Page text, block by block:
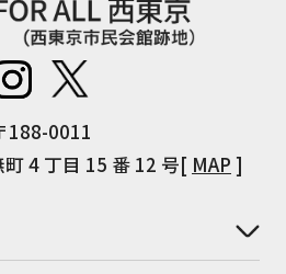
188-0011
4 丁目 15 番 12 号[ MAP ]